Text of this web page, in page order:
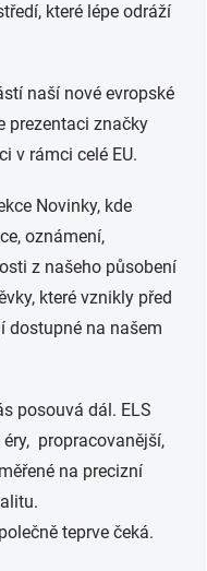
které lépe odráží
naší nové evropské
prezentaci značky
v rámci celé EU.
Novinky, kde
oznámení,
z našeho působení
které vznikly před
dostupné na našem
posouvá dál. ELS
propracovanější,
na precizní
teprve čeká.